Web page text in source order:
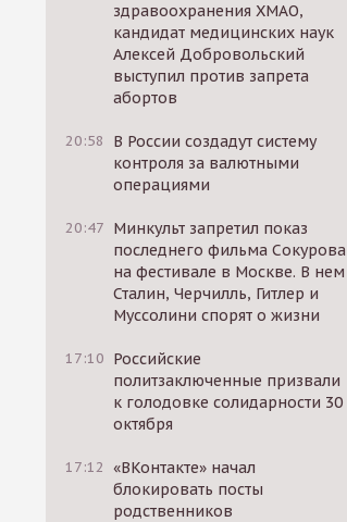
здравоохранения ХМАО,
кандидат медицинских наук
Алексей Добровольский
выступил против запрета
абортов
20:58
В России создадут систему
контроля за валютными
операциями
20:47 Минкульт запретил показ
последнего фильма Сокурова
на фестивале в Москве. В нем
Сталин, Черчилль, Гитлер и
Муссолини спорят о жизни
17:10 Российские
политзаключенные призвали
к голодовке солидарности 30
октября
17:12 «ВКонтакте» начал
блокировать посты
родственников